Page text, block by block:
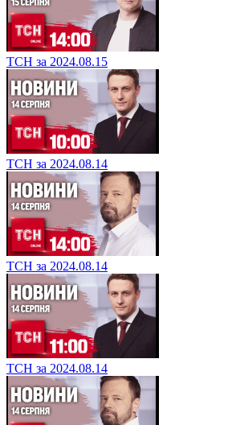
ТСН за 2024.08.15
ТСН за 2024.08.14
ТСН за 2024.08.14
ТСН за 2024.08.14